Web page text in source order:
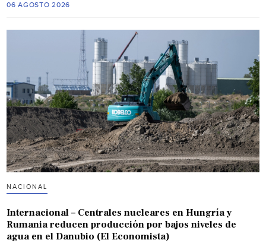
06 AGOSTO 2026
NACIONAL
Internacional – Centrales nucleares en Hungría y
Rumania reducen producción por bajos niveles de
agua en el Danubio (El Economista)